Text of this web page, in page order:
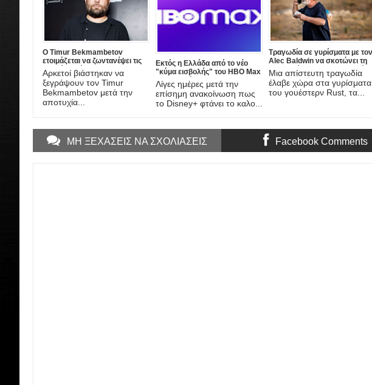
Ο Timur Bekmambetov
ετοιμάζεται να ζωντανέψει τις
ιστορίες τρόμου του Stan Lee!
Αρκετοί βιάστηκαν να
ξεγράψουν τον Timur
Bekmambetov μετά την
αποτυχία...
Εκτός η Ελλάδα από το νέο
"κύμα εισβολής" του HBO Max
στην Ευρώπη
Λίγες ημέρες μετά την
επίσημη ανακοίνωση πως
το Disney+ φτάνει το καλο...
Τραγωδία σε γυρίσματα με τον
Alec Baldwin να σκοτώνει τη
φωτογράφο και να τραυματίζει
σοβαρά το σκηνοθέτη της νέας
του ταινίας!
Μια απίστευτη τραγωδία
έλαβε χώρα στα γυρίσματα
του γουέστερν Rust, τα...
ΜΗ ΞΕΧΑΣΕΙΣ ΝΑ ΣΧΟΛΙΑΣΕΙΣ Facebook Comments